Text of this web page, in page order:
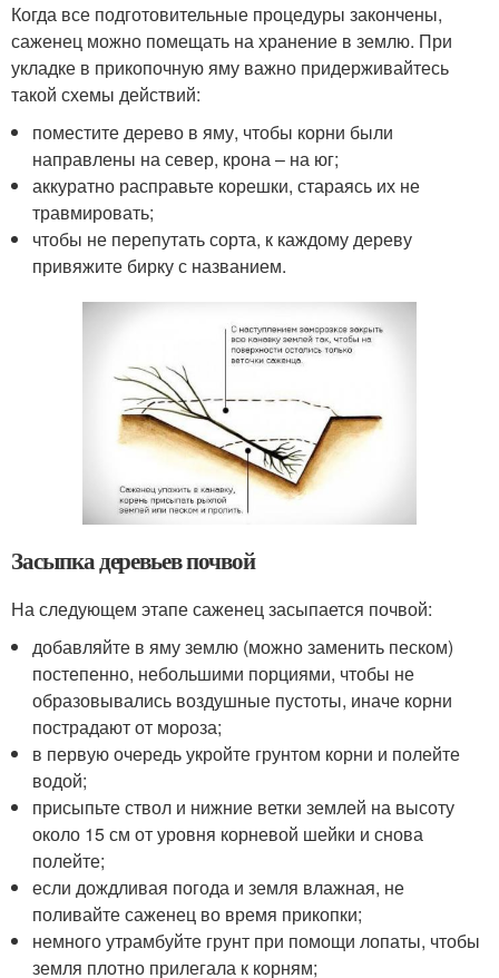
Когда все подготовительные процедуры закончены,
саженец можно помещать на хранение в землю. При
укладке в прикопочную яму важно придерживайтесь
такой схемы действий:
поместите дерево в яму, чтобы корни были
направлены на север, крона – на юг;
аккуратно расправьте корешки, стараясь их не
травмировать;
чтобы не перепутать сорта, к каждому дереву
привяжите бирку с названием.
Засыпка деревьев почвой
На следующем этапе саженец засыпается почвой:
добавляйте в яму землю (можно заменить песком)
постепенно, небольшими порциями, чтобы не
образовывались воздушные пустоты, иначе корни
пострадают от мороза;
в первую очередь укройте грунтом корни и полейте
водой;
присыпьте ствол и нижние ветки землей на высоту
около 15 см от уровня корневой шейки и снова
полейте;
если дождливая погода и земля влажная, не
поливайте саженец во время прикопки;
немного утрамбуйте грунт при помощи лопаты, чтобы
земля плотно прилегала к корням;